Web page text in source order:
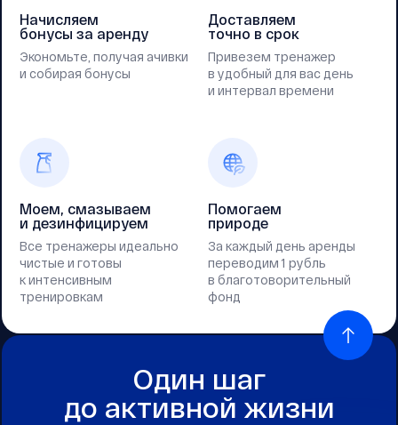
Начисляем
бонусы за аренду
Экономьте, получая ачивки
и собирая бонусы
Доставляем
точно в срок
Привезем тренажер
в удобный для вас день
и интервал времени
Моем, смазываем
и дезинфицируем
Все тренажеры идеально
чистые и готовы
к интенсивным
тренировкам
Помогаем
природе
За каждый день аренды
переводим 1 рубль
в благотоворительный
фонд
Один шаг
до активной жизни